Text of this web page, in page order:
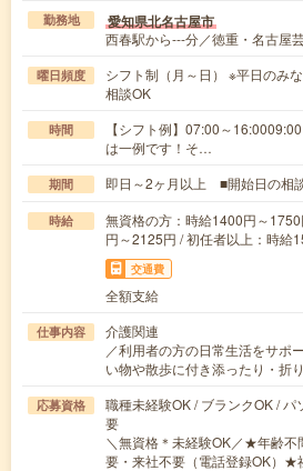
勤務地 愛知県北名古屋市
西春駅から---分／徳重・名古屋
曜日頻度
シフト制（月～日） ※平日のみ
相談OK
時間
【シフト例】07:00～
は一例です！そ…
期間 即日～2ヶ月以上 ■開始日の相
時給
無資格の方：時給1400円～
円～2125円 / 初任者以上：時給
交通費
全額支給
仕事内容
介護関連
／利用者の方の日常生活をサ
い物や散歩に付き添ったり・折
応募資格
職種未経験OK / ブランクOK /
要
＼無資格＊未経験OK／★年齢
要・来社不要（電話登録OK）